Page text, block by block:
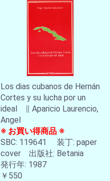
Los dias cubanos de Hernán
Cortes y su lucha por un
ideal ∥ Aparicio Laurencio,
Angel
※ お買い得商品 ※
SBC: 119641 装丁: paper
cover 出版社: Betania
発行年: 1987
￥550